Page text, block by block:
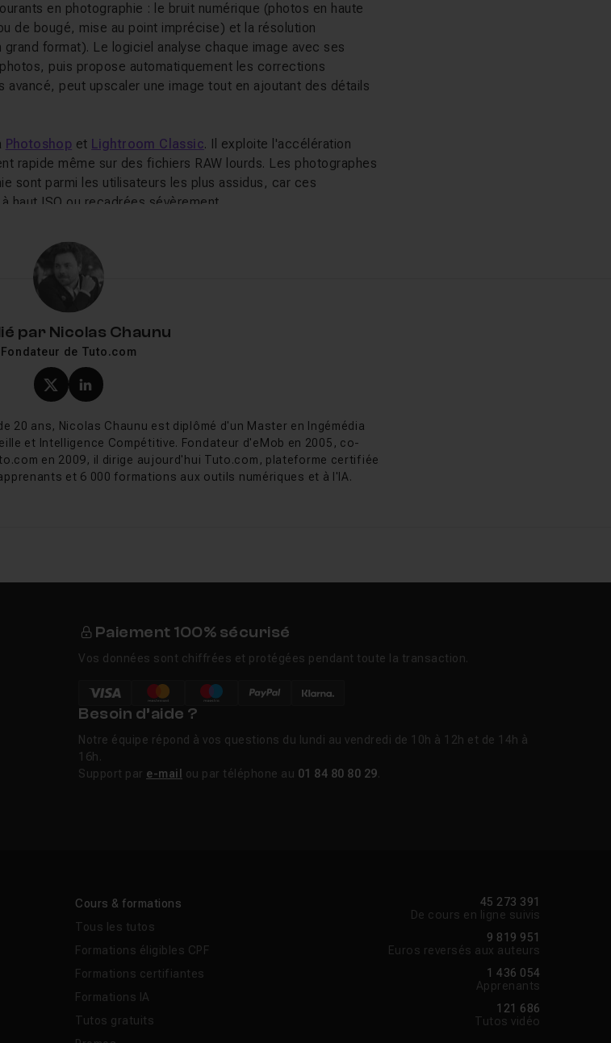
en photographie : le bruit numérique (photos en haute
de bougé, mise au point imprécise) et la résolution
format). Le logiciel analyse chaque image avec ses
puis propose automatiquement les corrections
avancé, peut upscaler une image tout en ajoutant des détails
Photoshop et Lightroom Classic. Il exploite l'accélération
rapide même sur des fichiers RAW lourds. Les photographes
sont parmi les utilisateurs les plus assidus, car ces
haut ISO ou recadrées sévèrement.
Tuto.com
montrent comment exploiter les différents modèles de
comment configurer l'Autopilot pour un traitement par
AI dans un workflow avec
IA pour préparer vos images à l'impression grand
une technologie d'optimisation VRAM qui réduit les
Wonder 2, qui nécessitait auparavant 56 Go de VRAM, tourne
(avril 2026) ajoute un mode Auto pour Wonder 2, une
AI). En 2022, Topaz a unifié ses trois outils phares dans
et les mises à jour sont fréquentes, avec l'ajout régulier
Voir la réponse
par Nicolas Chaunu
Fondateur de Tuto.com
Profil X (twitter) de Nicolas Chaunu
Profil LinkedIn de Nicolas Chaunu
20 ans, Nicolas Chaunu est diplômé d'un Master en Ingémédia
et Intelligence Compétitive. Fondateur d'eMob en 2005, co-
en 2009, il dirige aujourd'hui Tuto.com, plateforme certifiée
et 6 000 formations aux outils numériques et à l'IA.
Paiement 100% sécurisé
Vos données sont chiffrées et protégées pendant toute la transaction.
Besoin d’aide ?
Notre équipe répond à vos questions du lundi au vendredi de 10h à 12h et de 14h à
16h.
Support par e-mail ou par téléphone au 01 84 80 80 29
Cours & formations
Tous les tutos
Formations éligibles CPF
Formations certifiantes
Formations IA
Tutos gratuits
45 273 391
De cours en ligne suivis
9 819 951
Euros reversés aux auteurs
1 436 054
Apprenants
121 686
Tutos vidéo